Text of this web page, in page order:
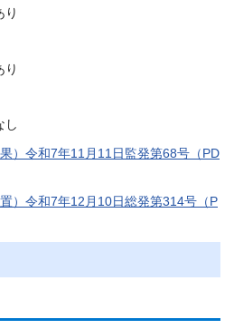
し
）令和7年11月11日監発第68号（PD
）令和7年12月10日総発第314号（P